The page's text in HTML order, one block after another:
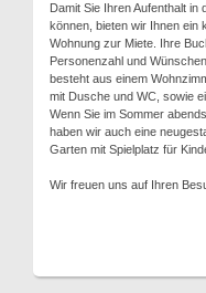
Damit Sie Ihren Aufenthalt
können, bieten wir Ihnen ein
Wohnung zur Miete. Ihre
Personenzahl und
besteht aus einem
mit Dusche und WC, sowie
Wenn Sie im Sommer
haben wir auch eine
Garten mit Spielplatz für
Wir freuen uns auf Ihren